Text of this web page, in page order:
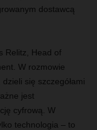
dostawcą
Relitz, Head of
W rozmowie
się szczegółami
jest
cyfrową. W
technologia – to